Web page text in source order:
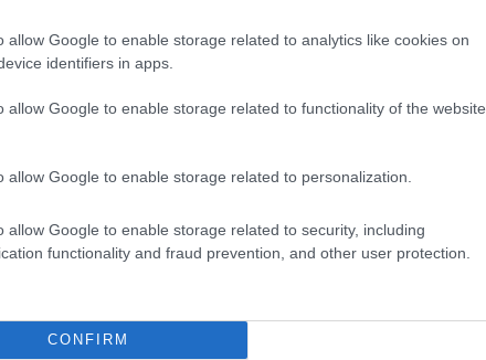
allow Google to enable storage related to analytics like cookies on
identifiers in apps.
allow Google to enable storage related to functionality of the website
allow Google to enable storage related to personalization.
allow Google to enable storage related to security, including
functionality and fraud prevention, and other user protection.
CONFIRM
Prossimo articolo
Invia un Comunicato Stampa|Pubblicità|Segnala